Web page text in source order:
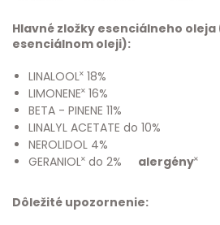
Hlavné zložky esenciálneho oleja
esenciálnom oleji):
LINALOOL˟ 18%
LIMONENE˟ 16%
BETA - PINENE 11%
LINALYL ACETATE do 10%
NEROLIDOL 4%
GERANIOL˟ do 2% alergény˟
Dôležité upozornenie: